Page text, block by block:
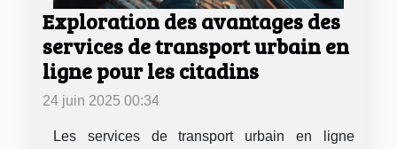
Exploration des avantages des
services de transport urbain en
ligne pour les citadins
24 juin 2025 00:34
Les services de transport urbain en ligne